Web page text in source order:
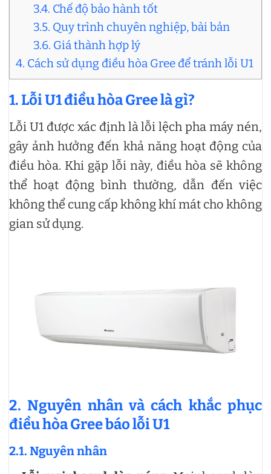
3.4. Chế độ bảo hành tốt
3.5. Quy trình chuyên nghiệp, bài bản
3.6. Giá thành hợp lý
4. Cách sử dụng điều hòa Gree để tránh lỗi U1
1. Lỗi U1 điều hòa Gree là gì?
Lỗi U1 được xác định là lỗi lệch pha máy nén,
gây ảnh hưởng đến khả năng hoạt động của
điều hòa. Khi gặp lỗi này, điều hòa sẽ không
thể hoạt động bình thường, dẫn đến việc
không thể cung cấp không khí mát cho không
gian sử dụng.
2. Nguyên nhân và cách khắc phục
điều hòa Gree báo lỗi U1
2.1. Nguyên nhân